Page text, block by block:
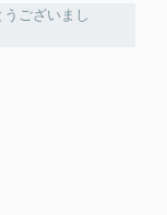
ございまし